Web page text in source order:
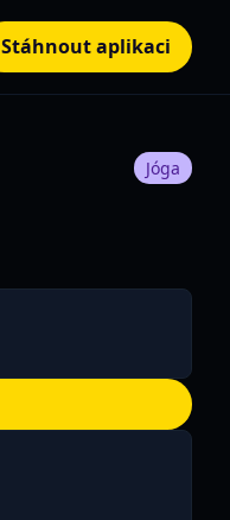
Stáhnout aplikaci
Jóga